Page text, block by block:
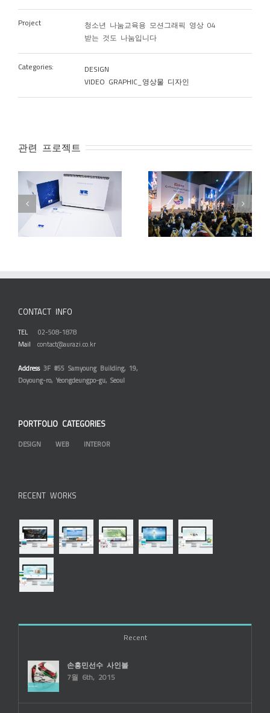
Project
청소년 나눔교육용 모션그래픽 영상 04
받는 것도 나눔입니다
Categories:
DESIGN
VIDEO GRAPHIC_영상물 디자인
관련 프로젝트
2015 태국 한국문화관
2015 롯데 트래블 마켓
존 태국
CONTACT INFO
TEL
02-508-1878
Mail
contact@aurazi.co.kr
Address 3F #55 Samyoung Building, 19,
Doyoung-ro, Yeongdeungpo-gu, Seoul
PORTFOLIO CATEGORIES
DESIGN WEB INTEROR
RECENT WORKS
Recent
손흥민선수 사인볼
7월 6th, 2015